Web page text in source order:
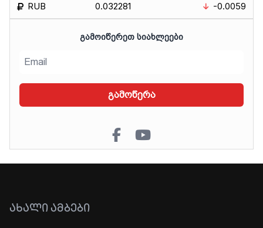
RUB
0.032281
-0.0059
ᲒᲐᲛᲝᲘᲬᲔᲠᲔᲗ ᲡᲘᲐᲮᲚᲔᲔᲑᲘ
გამოწერა
ᲐᲮᲐᲚᲘ ᲐᲛᲑᲔᲑᲘ